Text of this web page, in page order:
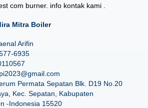
com burner. info kontak kami .
Mitra Boiler
Arifin
6935
Permata Sepatan Blk. D19 No.20
Kec. Sepatan, Kabupaten
-Indonesia 15520